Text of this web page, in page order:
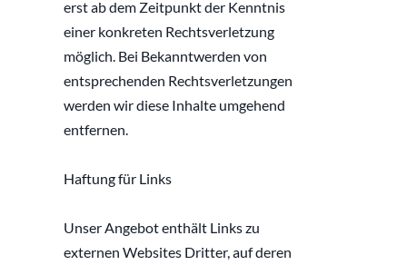
erst ab dem Zeitpunkt der Kenntnis
einer konkreten Rechtsverletzung
möglich. Bei Bekanntwerden von
entsprechenden Rechtsverletzungen
werden wir diese Inhalte umgehend
entfernen.
Haftung für Links
Unser Angebot enthält Links zu
externen Websites Dritter, auf deren